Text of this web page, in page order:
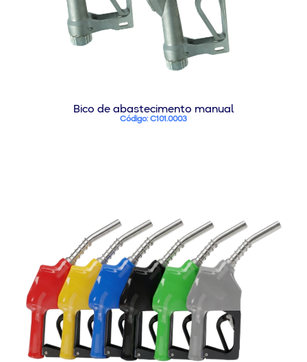
Bico de abastecimento manual
Código: C101.0003